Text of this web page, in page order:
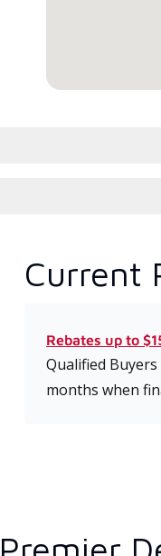
Current
Rebates up to
Qualified
months when